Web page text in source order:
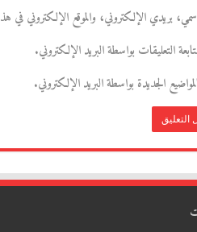
بريدي الإلكتروني، والموقع الإلكتروني في هذا
التعليقات بواسطة البريد الإلكتروني.
الجديدة بواسطة البريد الإلكتروني.